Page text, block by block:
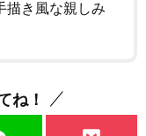
描き風な親しみ
ね！